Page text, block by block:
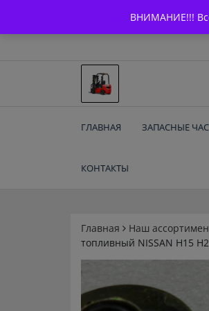
ВНИМАНИЕ!!!
content
Запчасти
ГЛАВНАЯ ЗАПАСНЫЕ
КОНТАКТЫ
Главная Наш
топливный NISSAN Н15